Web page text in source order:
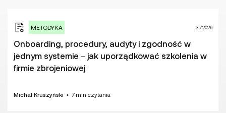
METODYKA 3.7.2026
Onboarding, procedury, audyty i zgodność w
jednym systemie – jak uporządkować szkolenia w
firmie zbrojeniowej
Michał Kruszyński • 7 min czytania